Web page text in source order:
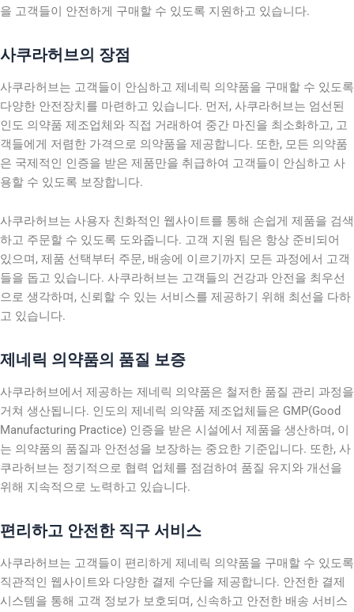
을 고객들이 안전하게 구매할 수 있도록 지원하고 있습니다.
사쿠라허브의 장점
사쿠라허브는 고객들이 안심하고 제네릭 의약품을 구매할 수 있도록
다양한 안전장치를 마련하고 있습니다. 먼저, 사쿠라허브는 엄선된
인도 의약품 제조업체와 직접 거래하여 중간 마진을 최소화하고, 고
객들에게 저렴한 가격으로 의약품을 제공합니다. 또한, 모든 의약품
은 국제적인 인증을 받은 제품만을 취급하여 고객들이 안심하고 사
용할 수 있도록 보장합니다.
사쿠라허브는 사용자 친화적인 웹사이트를 통해 손쉽게 제품을 검색
하고 주문할 수 있도록 도와줍니다. 고객 지원 팀은 항상 준비되어
있으며, 제품 선택부터 주문, 배송에 이르기까지 모든 과정에서 고객
들을 돕고 있습니다. 사쿠라허브는 고객들의 건강과 안전을 최우선
으로 생각하며, 신뢰할 수 있는 서비스를 제공하기 위해 최선을 다하
고 있습니다.
제네릭 의약품의 품질 보증
사쿠라허브에서 제공하는 제네릭 의약품은 철저한 품질 관리 과정을
거쳐 생산됩니다. 인도의 제네릭 의약품 제조업체들은 GMP(Good
Manufacturing Practice) 인증을 받은 시설에서 제품을 생산하며, 이
는 의약품의 품질과 안전성을 보장하는 중요한 기준입니다. 또한, 사
쿠라허브는 정기적으로 협력 업체를 점검하여 품질 유지와 개선을
위해 지속적으로 노력하고 있습니다.
편리하고 안전한 직구 서비스
사쿠라허브는 고객들이 편리하게 제네릭 의약품을 구매할 수 있도록
직관적인 웹사이트와 다양한 결제 수단을 제공합니다. 안전한 결제
시스템을 통해 고객 정보가 보호되며, 신속하고 안전한 배송 서비스